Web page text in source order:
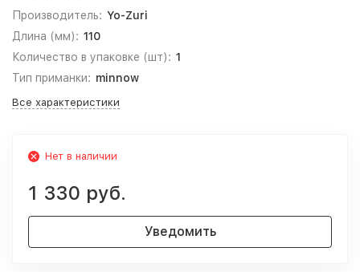
Производитель: Yo-Zuri
Длина (мм): 110
Количество в упаковке (шт): 1
Тип приманки: minnow
Все характеристики
Нет в наличии
1 330 руб.
Уведомить